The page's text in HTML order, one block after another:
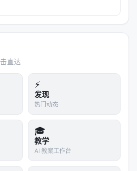
Function Spaces*. JMLR,
多个。 8 月 4 日，面壁智能联合
布 ForgeStencil，全球首个支持 …
直达
⚡
发现
热门动态
🎓
教学
AI 教案工作台